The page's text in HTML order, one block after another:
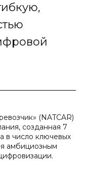
(NATCAR)
созданная 7
в число ключевых
амбициозным